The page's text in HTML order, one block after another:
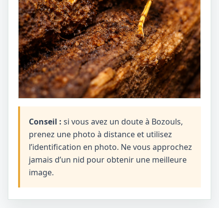
Conseil : si vous avez un doute à Bozouls,
prenez une photo à distance et utilisez
l’identification en photo. Ne vous approchez
jamais d’un nid pour obtenir une meilleure
image.